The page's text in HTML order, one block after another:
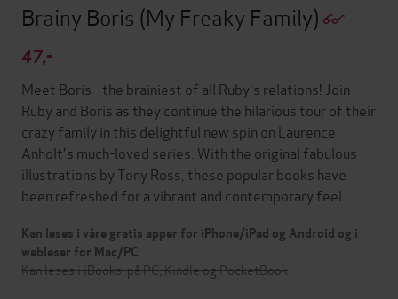
Brainy Boris (My Freaky Family)
47,-
Meet Boris - the brainiest of all Ruby's relations! Join
Ruby and Boris as they continue the hilarious tour of their
crazy family in this delightful new spin on Laurence
Anholt's much-loved series. With the original fabulous
illustrations by Tony Ross, these popular books have
been refreshed for a vibrant and contemporary feel.
Kan leses i våre gratis apper for iPhone/iPad og Android og i
webleser for Mac/PC
Kan leses i iBooks, på PC, Kindle og PocketBook